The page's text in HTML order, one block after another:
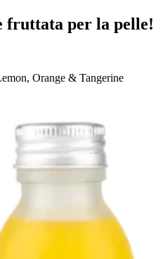
fruttata per la pelle!
Orange & Tangerine